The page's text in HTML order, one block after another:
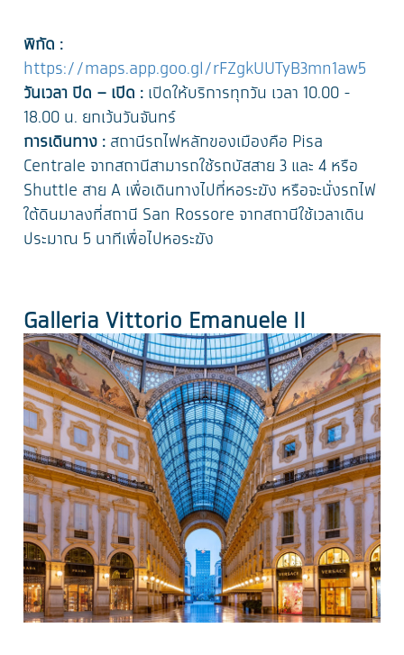
พิกัด :
https://maps.app.goo.gl/rFZgkUUTyB3mn1aw5
วันเวลา ปิด – เปิด : เปิดให้บริการทุกวัน เวลา 10.00 -
18.00 น. ยกเว้นวันจันทร์
การเดินทาง : สถานีรถไฟหลักของเมืองคือ Pisa
Centrale จากสถานีสามารถใช้รถบัสสาย 3 และ 4 หรือ
Shuttle สาย A เพื่อเดินทางไปที่หอระฆัง หรือจะนั่งรถไฟ
ใต้ดินมาลงที่สถานี San Rossore จากสถานีใช้เวลาเดิน
ประมาณ 5 นาทีเพื่อไปหอระฆัง
Galleria Vittorio Emanuele II